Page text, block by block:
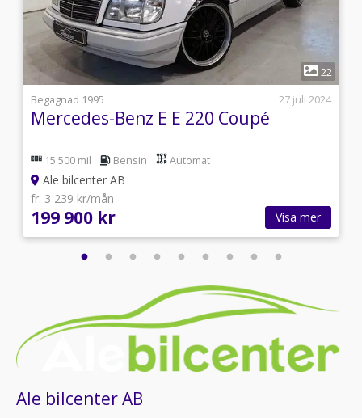
1
22
Begagnad 1995
27 juli 2024
Mercedes-Benz E E 220 Coupé
15 500 mil Bensin Automat
Ale bilcenter AB
fr. 3 239 kr/mån
199 900 kr Visa mer
Ale bilcenter AB